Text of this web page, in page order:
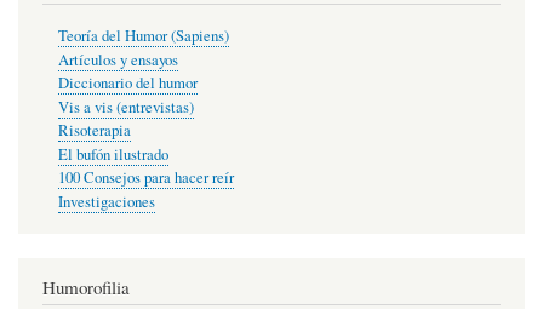
Teoría del Humor (Sapiens)
Artículos y ensayos
Diccionario del humor
Vis a vis (entrevistas)
Risoterapia
El bufón ilustrado
100 Consejos para hacer reír
Investigaciones
Humorofilia